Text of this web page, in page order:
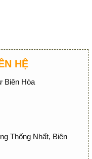
HỆ
Biên Hòa
Thống Nhất, Biên